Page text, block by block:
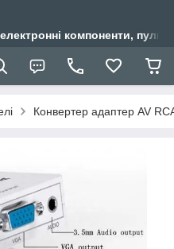
компоненти,
Конвертер адаптер AV